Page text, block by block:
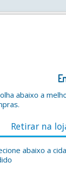
abaixo a
Retirar na
abaixo a